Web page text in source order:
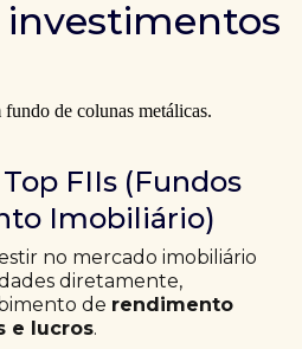
investimentos
FIIs (Fundos
Imobiliário)
no mercado imobiliário
diretamente,
de rendimento
e lucros.